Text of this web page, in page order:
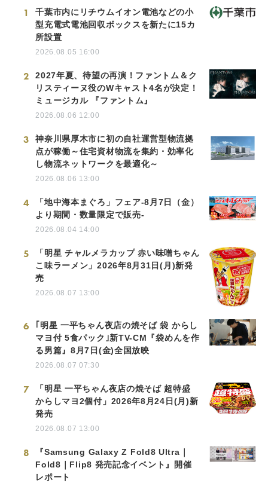
1
千葉市内にリチウムイオン電池などの小
型充電式電池回収ボックスを新たに15カ
所設置
2026.08.05 16:00
2
2027年夏、待望の再演！ファントム＆ク
リスティーヌ役のWキャスト4名が決定！
ミュージカル 『ファントム』
2026.08.06 12:00
3
神奈川県厚木市に初の自社運営型物流拠
点が稼働～住宅資材物流を集約・効率化
し物流ネットワークを最適化～
2026.08.06 13:00
4
「地中海本まぐろ」フェア-8月7日（金）
より期間・数量限定で販売-
2026.08.04 14:00
5
「明星 チャルメラカップ 赤い味噌ちゃん
こ味ラーメン」2026年8月31日(月)新発
売
2026.08.07 13:00
6
｢明星 一平ちゃん夜店の焼そば 袋 からし
マヨ付 5食パック｣新TV-CM『袋めんを作
る男篇』8月7日(金)全国放映
2026.08.07 07:30
7
「明星 一平ちゃん夜店の焼そば 超特盛
からしマヨ2個付」2026年8月24日(月)新
発売
2026.08.07 13:00
8
『Samsung Galaxy Z Fold8 Ultra｜
Fold8｜Flip8 発売記念イベント』開催
レポート